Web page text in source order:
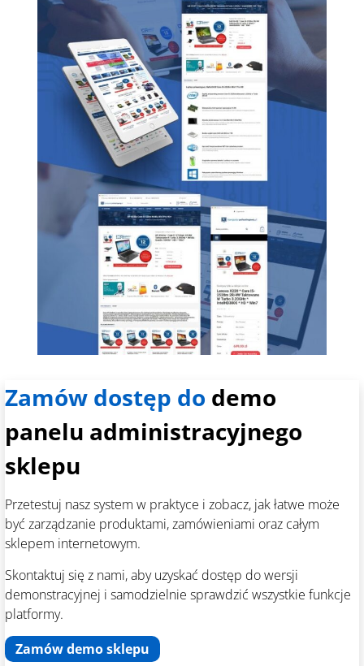
Zamów dostęp do demo
panelu administracyjnego
sklepu
Przetestuj nasz system w praktyce i zobacz, jak łatwe może
być zarządzanie produktami, zamówieniami oraz całym
sklepem internetowym.
Skontaktuj się z nami, aby uzyskać dostęp do wersji
demonstracyjnej i samodzielnie sprawdzić wszystkie funkcje
platformy.
Zamów demo sklepu